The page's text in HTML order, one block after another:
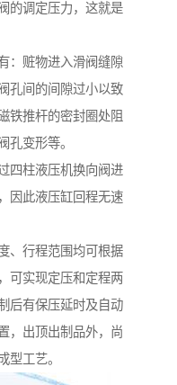
的调定压力，这就是
：赃物进入滑阀缝隙
孔间的间隙过小以致
铁推杆的密封圈处阻
孔变形等。
四柱液压机换向阀进
因此液压缸回程无速
、行程范围均可根据
可实现定压和定程两
后有保压延时及自动
，出顶出制品外，尚
型工艺。